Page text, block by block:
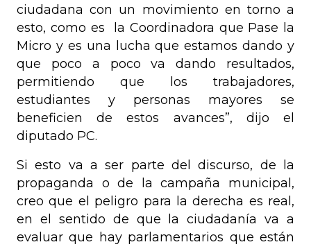
ciudadana con un movimiento en torno a
esto, como es la Coordinadora que Pase la
Micro y es una lucha que estamos dando y
que poco a poco va dando resultados,
permitiendo que los trabajadores,
estudiantes y personas mayores se
beneficien de estos avances”, dijo el
diputado PC.
Si esto va a ser parte del discurso, de la
propaganda o de la campaña municipal,
creo que el peligro para la derecha es real,
en el sentido de que la ciudadanía va a
evaluar que hay parlamentarios que están